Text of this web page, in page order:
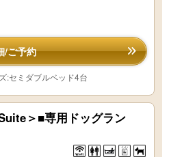
/ご予約
:セミダブルベッド4台
＞■専用ドッグラン